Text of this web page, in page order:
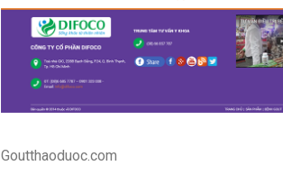
Goutthaoduoc.com